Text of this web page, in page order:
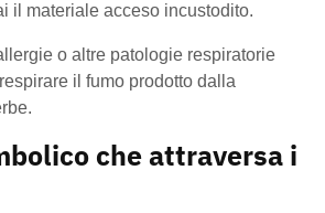
il materiale acceso incustodito.
o altre patologie respiratorie
il fumo prodotto dalla
che attraversa i